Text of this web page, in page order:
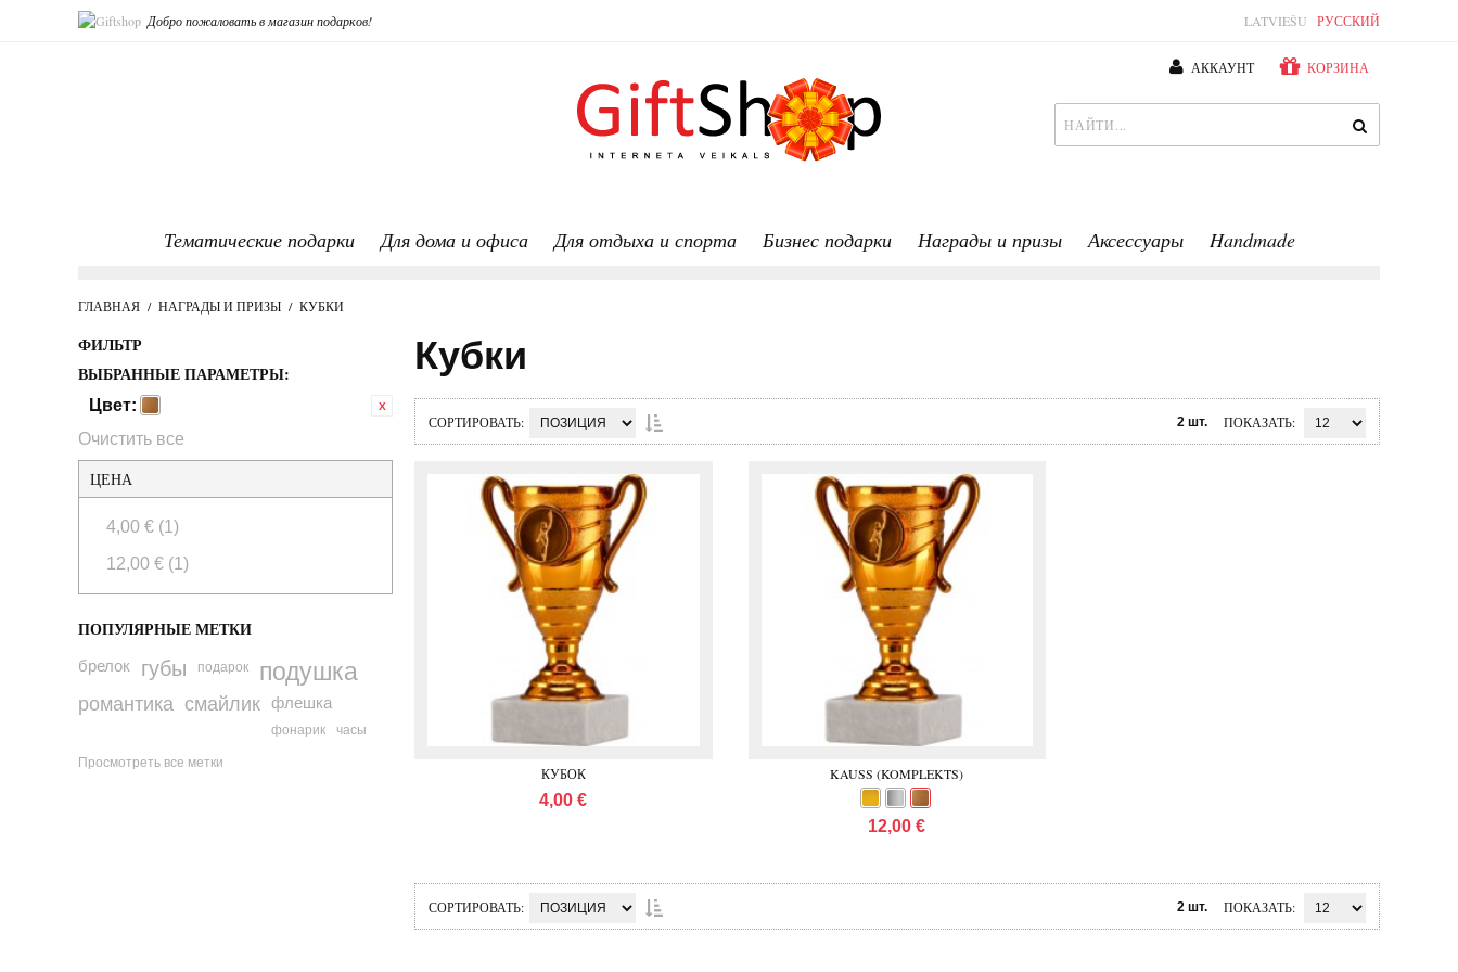
Добро пожаловать в магазин подарков! LATVIEŠU РУССКИЙ
АККАУНТ КОРЗИНА
Тематические подарки Для дома и офиса Для отдыха и спорта Бизнес подарки Награды и призы Аксессуары Handmade
ГЛАВНАЯ / НАГРАДЫ И ПРИЗЫ / КУБКИ
ФИЛЬТР
ВЫБРАННЫЕ ПАРАМЕТРЫ:
Цвет:
Очистить все
ЦЕНА
4,00 € (1)
12,00 € (1)
Кубки
СОРТИРОВАТЬ 2 шт. ПОКАЗАТЬ
КУБОК
4,00 €
KAUSS (KOMPLEKTS)
12,00 €
СОРТИРОВАТЬ 2 шт. ПОКАЗАТЬ
ПОПУЛЯРНЫЕ МЕТКИ
брелок губы подарок подушка
романтика смайлик флешка
фонарик часы
Просмотреть все метки